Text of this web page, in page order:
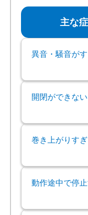
主な
異音・騒音が
開閉ができな
巻き上がりす
動作途中で停